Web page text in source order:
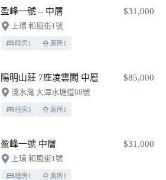
盈峰一號 – 中層 $31,000
上環 和風街1號
睡房1 廁所1
陽明山莊 7座凌雲閣 中層 $85,000
淺水灣 大潭水塘道88號
睡房3 廁所1
盈峰一號 中層 $31,000
上環 和風街1號
睡房1 廁所1